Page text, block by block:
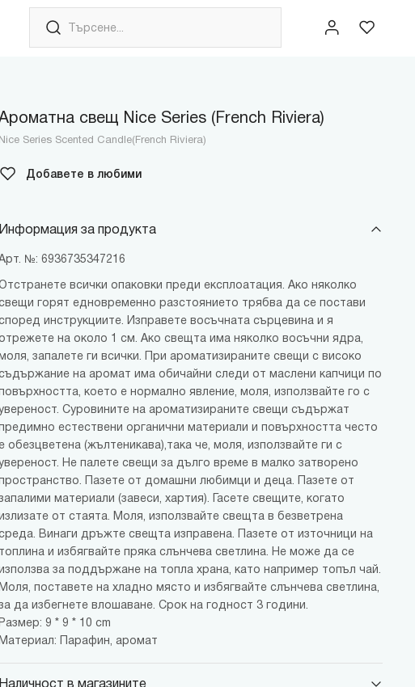
свещ Nice Series (French Riviera)
Nice Series Scented Candle(French Riviera)
Добавете в любими
Информация за продукта
№: 6936735347216
всички опаковки преди експлоатация. Ако няколко
горят едновременно разстоянието трябва да се постави
инструкциите. Изправете восъчната сърцевина и я
отрежете на около 1 см. Ако свещта има няколко восъчни ядра,
запалете ги всички. При ароматизираните свещи с високо
на аромат има обичайни следи от маслени капчици по
което е нормално явление, моля, използвайте го с
Суровините на ароматизираните свещи съдържат
естествени органични материали и повърхността често
обезцветена (жълтеникава),така че, моля, използвайте ги с
Не палете свещи за дълго време в малко затворено
Пазете от домашни любимци и деца. Пазете от
материали (завеси, хартия). Гасете свещите, когато
от стаята. Моля, използвайте свещта в безветрена
Винаги дръжте свещта изправена. Пазете от източници на
топлина и избягвайте пряка слънчева светлина. Не може да се
за поддържане на топла храна, като например топъл чай.
Моля, поставете на хладно място и избягвайте слънчева светлина,
да избегнете влошаване. Срок на годност 3 години.
Размер: 9 * 9 * 10 cm
Материал: Парафин, аромат
Наличност в магазините